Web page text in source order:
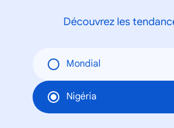
Découvrez les
Mondial
Nigéria